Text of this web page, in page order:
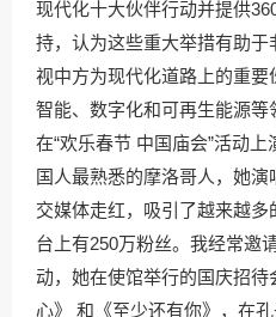
现代化十大伙伴行动并提供
持，认为这些重大举措有助
视中方为现代化道路上的重
智能、数字化和可再生能源
在“欢乐春节 中国庙会”活动
国人最熟悉的摩洛哥人，她
交媒体走红，吸引了越来越
台上有250万粉丝。我经常邀
动，她在使馆举行的国庆招
心》 和《至少还有你》，在